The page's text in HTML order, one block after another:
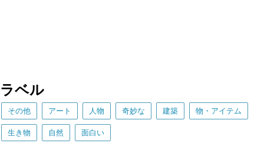
ラベル
その他 アート 人物 奇妙な 建築 物・アイテム
生き物 自然 面白い